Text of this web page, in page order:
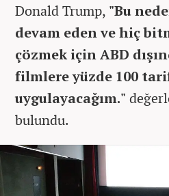
Donald Trump, "Bu
devam eden ve hiç
çözmek için ABD
filmlere yüzde 100
uygulayacağım."
bulundu.